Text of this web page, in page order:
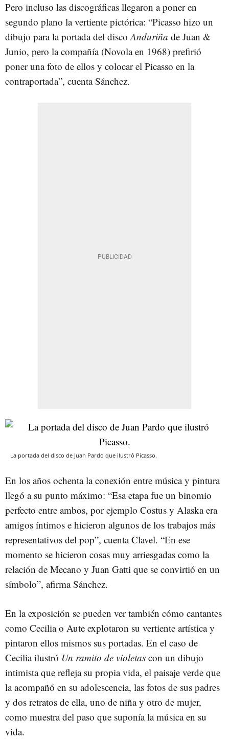
Pero incluso las discográficas llegaron a poner en
segundo plano la vertiente pictórica: “Picasso hizo un
dibujo para la portada del discoAnduriña de Juan &
Junio, pero la compañía (Novola en 1968) prefirió
poner una foto de ellos y colocar el Picasso en la
contraportada”, cuenta Sánchez.
La portada del disco de Juan Pardo que ilustró Picasso.
En los años ochenta la conexión entre música y pintura
llegó a su punto máximo: “Esa etapa fue un binomio
perfecto entre ambos, por ejemplo Costus y Alaska era
amigos íntimos e hicieron algunos de los trabajos más
representativos del pop”, cuenta Clavel. “En ese
momento se hicieron cosas muy arriesgadas como la
relación de Mecano y Juan Gatti que se convirtió en un
símbolo”, afirma Sánchez.
En la exposición se pueden ver también cómo cantantes
como Cecilia o Aute explotaron su vertiente artística y
pintaron ellos mismos sus portadas. En el caso de
Cecilia ilustró Un ramito de violetas con un dibujo
intimista que refleja su propia vida, el paisaje verde que
la acompañó en su adolescencia, las fotos de sus padres
y dos retratos de ella, uno de niña y otro de mujer,
como muestra del paso que suponía la música en su
vida.